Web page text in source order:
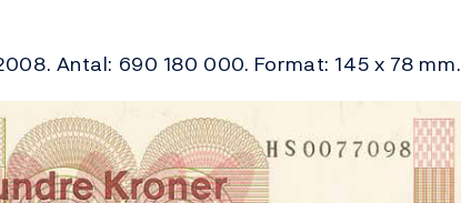
Antal: 690 180 000. Format: 145 x 78 mm.